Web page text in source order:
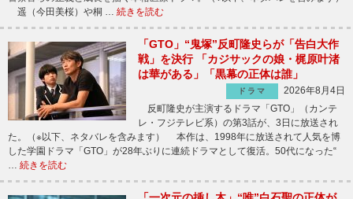
遥（今田美桜）や桐 … 続きを読む
「GTO」“鬼塚”反町隆史らが「告白大作
戦」を決行 「カジサックの娘・梶原叶渚
は華がある」「黒幕の正体は誰」
ドラマ
2026年8月4日
反町隆史が主演するドラマ「GTO」（カンテ
レ・フジテレビ系）の第3話が、3日に放送され
た。（※以下、ネタバレを含みます） 本作は、1998年に放送されて人気を博
した学園ドラマ「GTO」が28年ぶりに連続ドラマとして復活。50代になった“
… 続きを読む